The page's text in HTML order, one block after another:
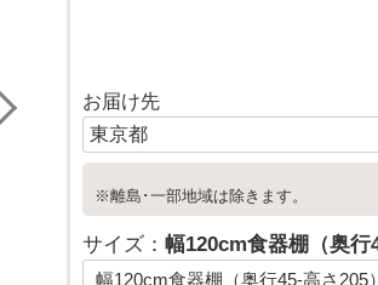
お届け先
※離島･一部地域は除きます。
サイズ： 幅120cm食器棚（奥行